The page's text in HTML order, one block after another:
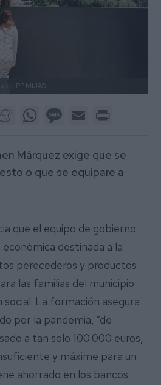
PP MIJAS
MeneameWhatsAppMessage
Email
Márquez exige que se
o que se equipare a
que el equipo de gobierno
destinada a la
perecederos y productos
las familias del municipio
social. La formación asegura
por la pandemia, “de
a tan solo 100.000 euros,
y máxime para un
ahorrado en los bancos